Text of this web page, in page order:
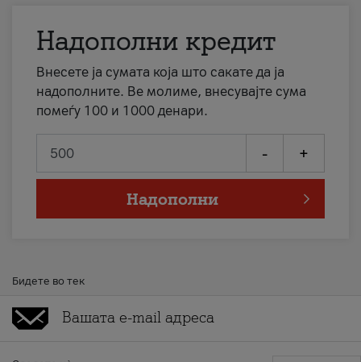
Надополни кредит
Внесете ја сумата која што сакате да ја
надополните. Ве молиме, внесувајте сума
помеѓу 100 и 1000 денари.
- +
Надополни
Бидете во тек